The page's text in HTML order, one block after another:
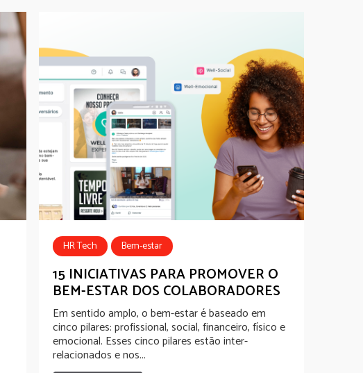
HR Tech
Bem-estar
Well-being Experience
App Comunicação Interna
15 INICIATIVAS PARA PROMOVER O
BEM-ESTAR DOS COLABORADORES
Em sentido amplo, o bem-estar é baseado em
cinco pilares: profissional, social, financeiro, físico e
emocional. Esses cinco pilares estão inter-
relacionados e nos...